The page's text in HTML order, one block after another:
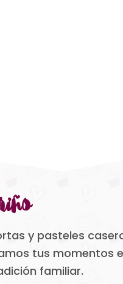
y pasteles
tus momentos
familiar.